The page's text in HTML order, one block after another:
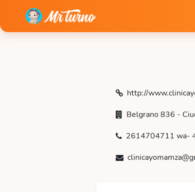
http://
Belgrano 836 -
2614704711 wa-